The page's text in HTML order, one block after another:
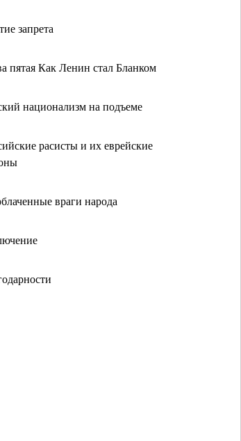
запрета
пятая Как Ленин стал Бланком
национализм на подъеме
расисты и их еврейские
враги народа